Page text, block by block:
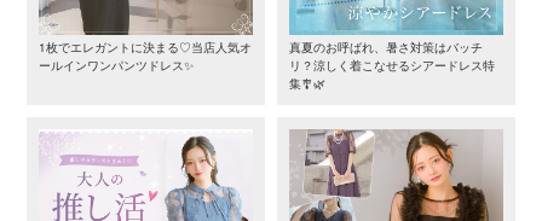
1枚でエレガントに決まる♡当店人気オ
ールインワンパンツドレス✨
真夏のお呼ばれ、暑さ対策はバッチ
リ？涼しく着こなせるシアードレス特
集🎐🌿